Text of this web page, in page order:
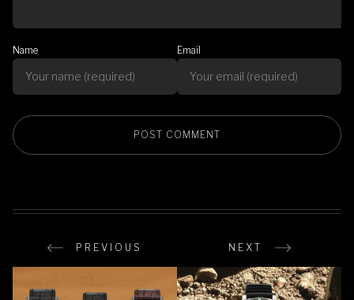
Name Email
PREVIOUS NEXT